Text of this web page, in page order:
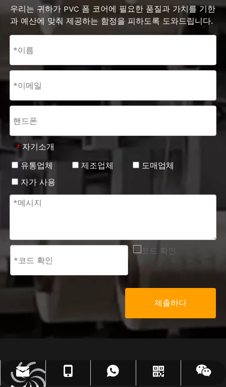
우리는 귀하가 PVC 폼 코어에 필요한 품질과 가치를 기한
과 예산에 맞춰 제공하는 함정을 피하도록 도와드립니다.
* 자기소개
유통업체
제조업체
도매업체
자가 사용
제출하다
info@jloncomposite.com
+86 19306129712
+86 19306129712
왓츠앱
위챗